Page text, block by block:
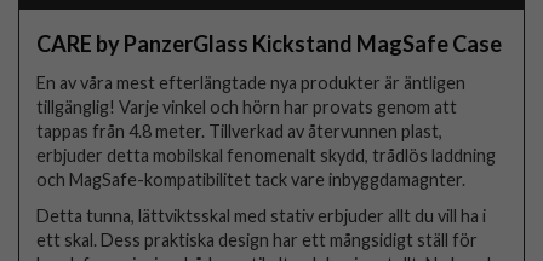
CARE by PanzerGlass Kickstand MagSafe Case
En av våra mest efterlängtade nya produkter är äntligen
tillgänglig! Varje vinkel och hörn har provats genom att
tappas från 4.8 meter. Tillverkad av återvunnen plast,
erbjuder detta mobilskal fenomenalt skydd, trådlös laddning
och MagSafe-kompatibilitet tack vare inbyggdamagnter.
Detta tunna, lättviktsskal med stativ erbjuder allt du vill ha i
ett skal. Dess praktiska design har ett mångsidigt ställ för